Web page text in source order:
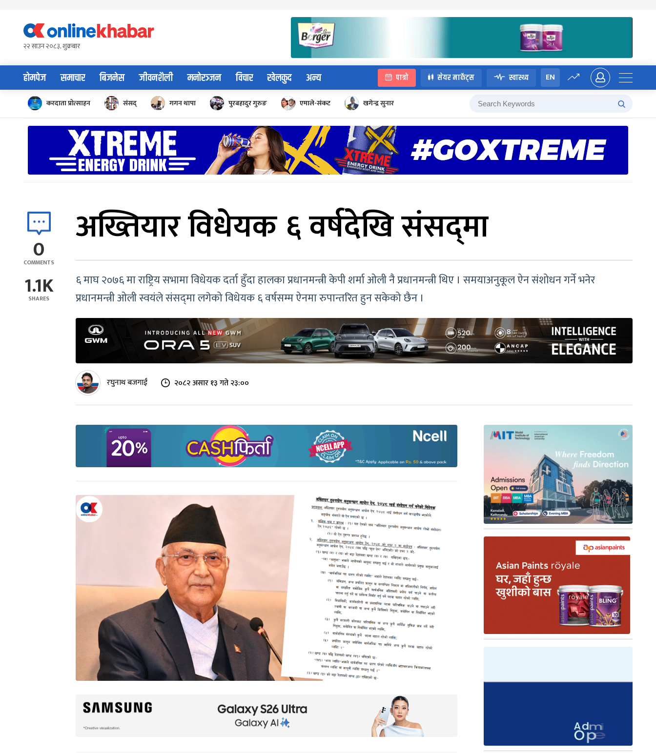
content२२ साउन २०८३, शुक्रबार
होमपेज समाचार बिजनेस जीवनशैली मनोरञ्जन विचार खेलकुद अन्य पात्रो सेयर मार्केट्स स्वास्थ्य EN
करदाता प्रोत्साहन संसद् गगन थापा पुरबहादुर गुरुङ एमाले-संकट खगेन्द्र सुनार
0
COMMENTS
1.1K
SHARES
अख्तियार विधेयक ६ वर्षदेखि संसद्‌मा
६ माघ २०७६ मा राष्ट्रिय सभामा विधेयक दर्ता हुँदा हालका प्रधानमन्त्री केपी शर्मा ओली नै प्रधानमन्त्री थिए । समयाअनुकूल ऐन संशोधन गर्ने भनेर
प्रधानमन्त्री ओली स्वयंले संसद्‍मा लगेको विधेयक ६ वर्षसम्म ऐनमा रुपान्तरित हुन सकेको छैन ।
रघुनाथ बजगाईं २०८२ असार १३ गते २३:००